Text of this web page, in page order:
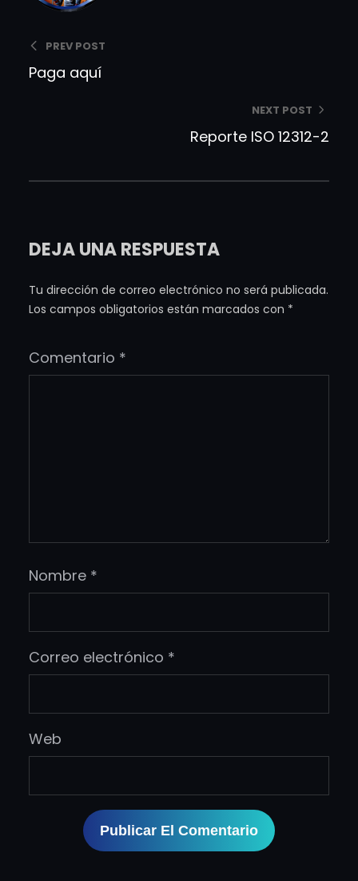
PREV POST
Paga aquí
NEXT POST
Reporte ISO 12312-2
DEJA UNA RESPUESTA
Tu dirección de correo electrónico no será publicada.
Los campos obligatorios están marcados con *
Comentario *
Nombre *
Correo electrónico *
Web